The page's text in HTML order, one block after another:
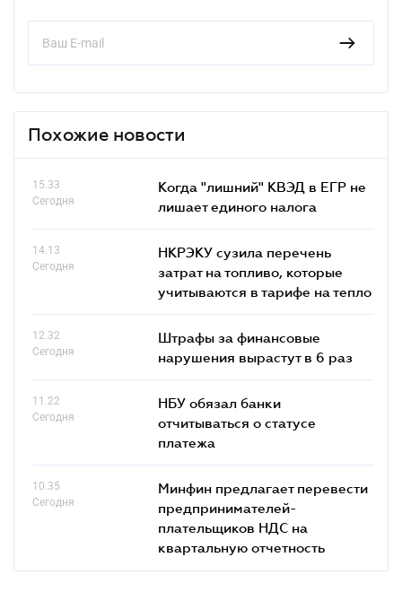
Похожие новости
15.33
Сегодня
Когда "лишний" КВЭД в ЕГР не
лишает единого налога
14.13
Сегодня
НКРЭКУ сузила перечень
затрат на топливо, которые
учитываются в тарифе на тепло
12.32
Сегодня
Штрафы за финансовые
нарушения вырастут в 6 раз
11.22
Сегодня
НБУ обязал банки
отчитываться о статусе
платежа
10.35
Сегодня
Минфин предлагает перевести
предпринимателей-
плательщиков НДС на
квартальную отчетность